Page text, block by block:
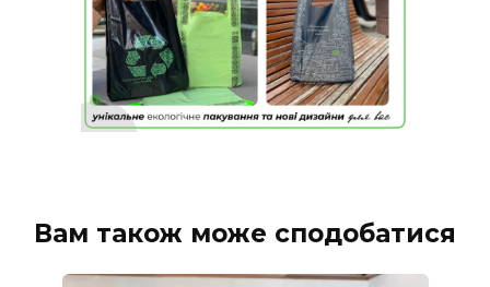
Вам також може сподобатися